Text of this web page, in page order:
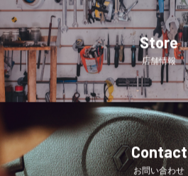
Store
店舗情報
Contact
お問い合わせ